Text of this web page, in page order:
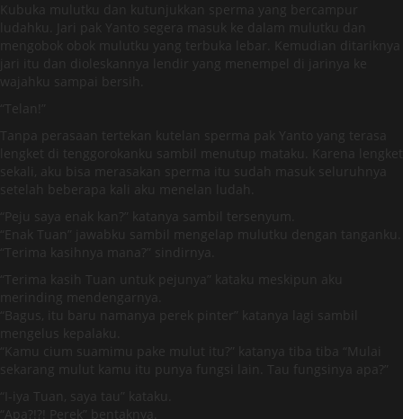
Kubuka mulutku dan kutunjukkan sperma yang bercampur
ludahku. Jari pak Yanto segera masuk ke dalam mulutku dan
mengobok obok mulutku yang terbuka lebar. Kemudian ditariknya
jari itu dan dioleskannya lendir yang menempel di jarinya ke
wajahku sampai bersih.
“Telan!”
Tanpa perasaan tertekan kutelan sperma pak Yanto yang terasa
lengket di tenggorokanku sambil menutup mataku. Karena lengket
sekali, aku bisa merasakan sperma itu sudah masuk seluruhnya
setelah beberapa kali aku menelan ludah.
“Peju saya enak kan?” katanya sambil tersenyum.
“Enak Tuan” jawabku sambil mengelap mulutku dengan tanganku.
“Terima kasihnya mana?” sindirnya.
“Terima kasih Tuan untuk pejunya” kataku meskipun aku
merinding mendengarnya.
“Bagus, itu baru namanya perek pinter” katanya lagi sambil
mengelus kepalaku.
“Kamu cium suamimu pake mulut itu?” katanya tiba tiba “Mulai
sekarang mulut kamu itu punya fungsi lain. Tau fungsinya apa?”
“I-iya Tuan, saya tau” kataku.
“Apa?!?! Perek” bentaknya.